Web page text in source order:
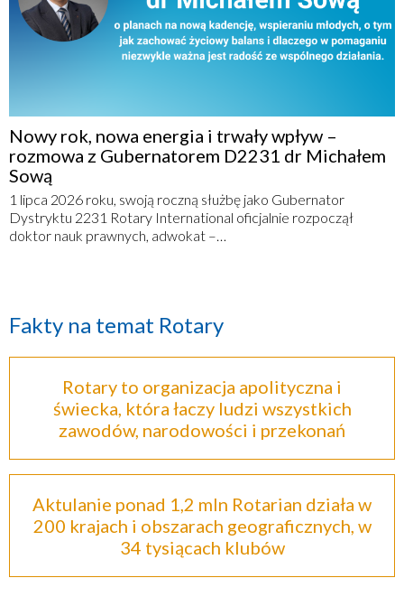
Nowy rok, nowa energia i trwały wpływ –
rozmowa z Gubernatorem D2231 dr Michałem
Sową
1 lipca 2026 roku, swoją roczną służbę jako Gubernator
Dystryktu 2231 Rotary International oficjalnie rozpoczął
doktor nauk prawnych, adwokat –…
Fakty na temat Rotary
Rotary to organizacja apolityczna i
świecka, która łaczy ludzi wszystkich
zawodów, narodowości i przekonań
Aktulanie ponad 1,2 mln Rotarian działa w
200 krajach i obszarach geograficznych, w
34 tysiącach klubów